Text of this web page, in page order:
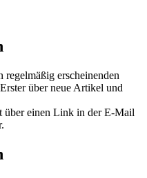
regelmäßig erscheinenden
über neue Artikel und
über einen Link in der E-Mail